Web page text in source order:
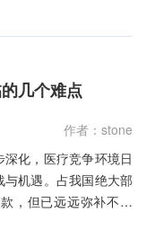
几个难点
作者：stone
化，医疗竞争环境日
机遇。占我国绝大部
，但已远远弥补不了